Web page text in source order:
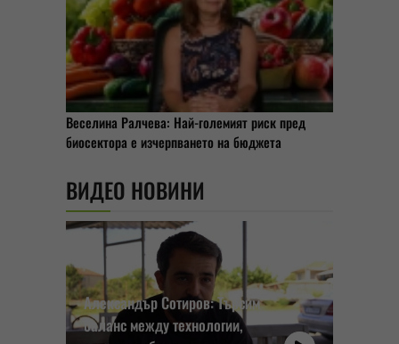
Веселина Ралчева: Най-големият риск пред
биосектора е изчерпването на бюджета
ВИДЕО НОВИНИ
Александър Сотиров: Търсим
баланс между технологии,